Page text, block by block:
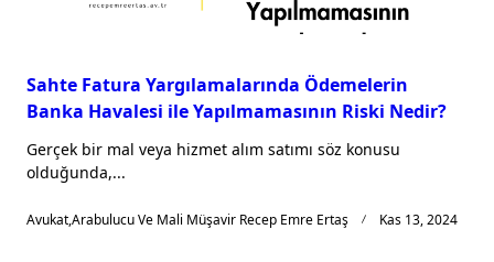
Sahte Fatura Yargılamalarında Ödemelerin
Banka Havalesi ile Yapılmamasının Riski Nedir?
Gerçek bir mal veya hizmet alım satımı söz konusu
olduğunda,...
Avukat,Arabulucu Ve Mali Müşavir Recep Emre Ertaş Kas 13, 2024